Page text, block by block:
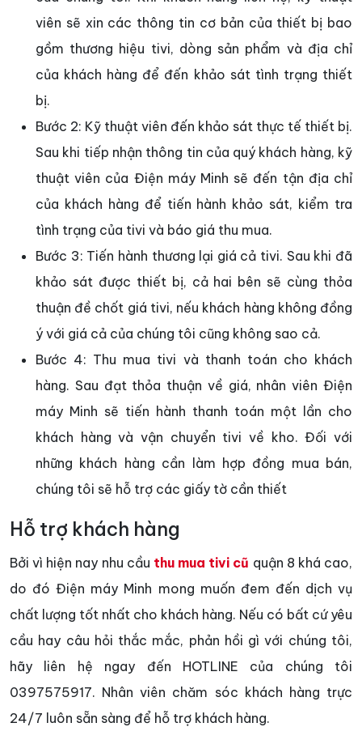
viên sẽ xin các thông tin cơ bản của thiết bị bao
gồm thương hiệu tivi, dòng sản phẩm và địa chỉ
của khách hàng để đến khảo sát tình trạng thiết
bị.
Bước 2: Kỹ thuật viên đến khảo sát thực tế thiết bị.
Sau khi tiếp nhận thông tin của quý khách hàng, kỹ
thuật viên của Điện máy Minh sẽ đến tận địa chỉ
của khách hàng để tiến hành khảo sát, kiểm tra
tình trạng của tivi và báo giá thu mua.
Bước 3: Tiến hành thương lại giá cả tivi. Sau khi đã
khảo sát được thiết bị, cả hai bên sẽ cùng thỏa
thuận đề chốt giá tivi, nếu khách hàng không đồng
ý với giá cả của chúng tôi cũng không sao cả.
Bước 4: Thu mua tivi và thanh toán cho khách
hàng. Sau đạt thỏa thuận về giá, nhân viên Điện
máy Minh sẽ tiến hành thanh toán một lần cho
khách hàng và vận chuyển tivi về kho. Đối với
những khách hàng cần làm hợp đồng mua bán,
chúng tôi sẽ hỗ trợ các giấy tờ cần thiết
Hỗ trợ khách hàng
Bởi vì hiện nay nhu cầu thu mua tivi cũ quận 8 khá cao,
do đó Điện máy Minh mong muốn đem đến dịch vụ
chất lượng tốt nhất cho khách hàng. Nếu có bất cứ yêu
cầu hay câu hỏi thắc mắc, phản hồi gì với chúng tôi,
hãy liên hệ ngay đến HOTLINE của chúng tôi
0397575917. Nhân viên chăm sóc khách hàng trực
24/7 luôn sẵn sàng để hỗ trợ khách hàng.